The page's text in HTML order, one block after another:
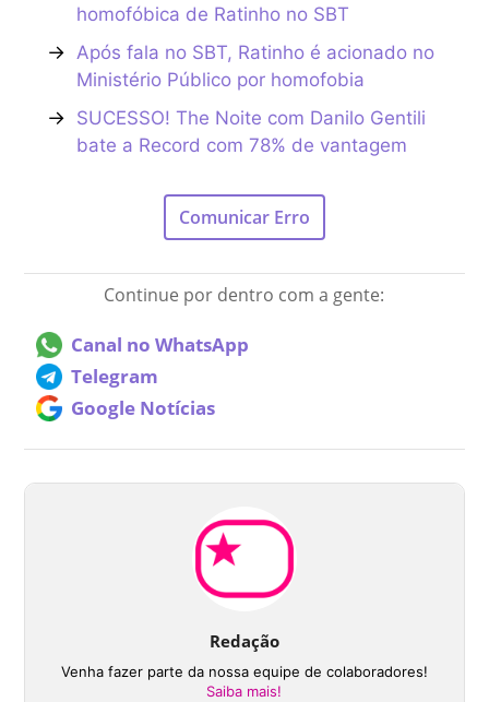
homofóbica de Ratinho no SBT
→ Após fala no SBT, Ratinho é acionado no
Ministério Público por homofobia
→ SUCESSO! The Noite com Danilo Gentili
bate a Record com 78% de vantagem
Comunicar Erro
Continue por dentro com a gente:
Canal no WhatsApp
Telegram
Google Notícias
Redação
Venha fazer parte da nossa equipe de colaboradores!
Saiba mais!